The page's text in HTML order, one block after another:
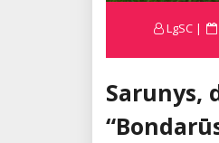
LgSC
Sarunys,